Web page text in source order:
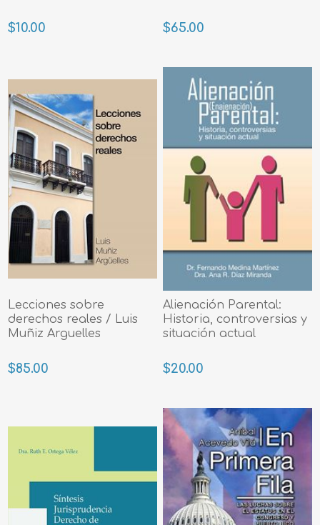
$10.00 $65.00
Lecciones sobre
derechos reales / Luis
Muñiz Arguelles
$85.00
Alienación Parental:
Historia, controversias y
situación actual
$20.00